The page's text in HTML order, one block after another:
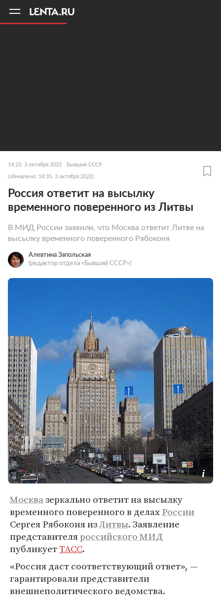
14:23, 3 октября 2022 Бывший СССР
(обновлено: 14:35, 3 октября 2022)
Россия ответит на высылку
временного поверенного из Литвы
В МИД России заявили, что Москва ответит Литве на
высылку временного поверенного Рябоконя
Алевтина Запольская
(редактор отдела «Бывший СССР»)
Москвазеркально ответит на высылку
временного поверенного в делахРоссии
Сергея Рябоконя изЛитвы. Заявление
представителяроссийского МИД
публикуетТАСС.
«Россия даст соответствующий ответ», —
гарантировали представители
внешнеполитического ведомства.